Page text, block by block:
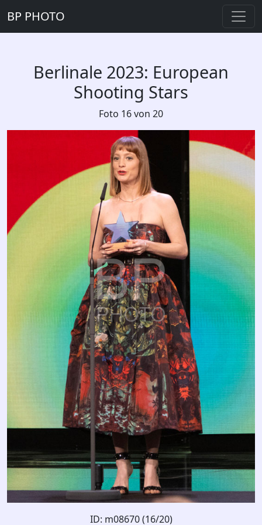
BP PHOTO
Berlinale 2023: European
Shooting Stars
Foto 16 von 20
ID: m08670 (16/20)